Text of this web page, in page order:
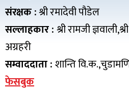
संरक्षक :श्री रमादेवी पौडेल
सल्लाहकार :श्री रामजी
अग्रहरी
सम्वाददाता :शान्ति
फेसबुक